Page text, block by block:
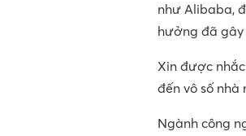
như Alibaba,
hưởng đã
Xin được
đến vô số nhà
Ngành công